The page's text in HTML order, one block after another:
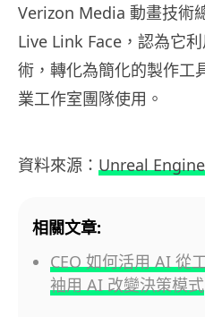
Verizon Media 動畫技術
Live Link Face ，認為它
術，轉化為簡化的製作工
業工作室團隊使用。
資料來源： Unreal Engine
相關文章:
CEO 如何活用 AI 從
袖用 AI 改變決策模式